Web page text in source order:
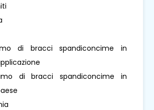
di bracci spandiconcime in
di bracci spandiconcime in